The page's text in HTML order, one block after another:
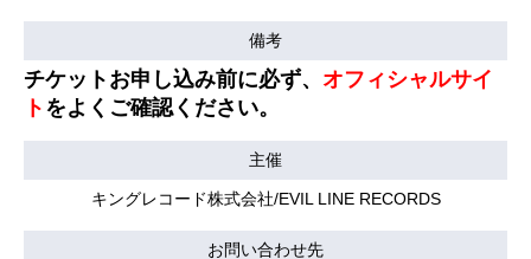
備考
チケットお申し込み前に必ず、 オフィシャルサイ
ト をよくご確認ください。
主催
キングレコード株式会社/EVIL LINE RECORDS
お問い合わせ先